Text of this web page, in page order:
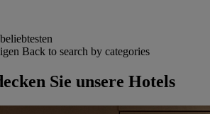
Back to search by categories
Sie unsere Hotels